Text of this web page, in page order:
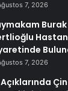
7, 2026
Burak
7, 2026
Çin